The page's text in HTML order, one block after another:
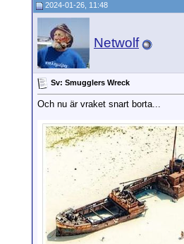
2024-01-26, 11:48
Netwolf
Sv: Smugglers Wreck
Och nu är vraket snart borta...